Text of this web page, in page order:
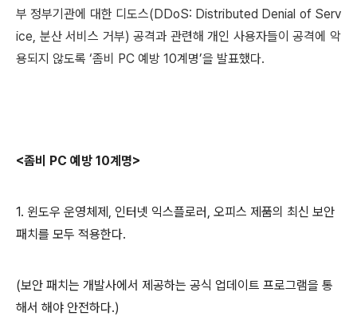
부 정부기관에 대한 디도스(DDoS: Distributed Denial of Serv
ice, 분산 서비스 거부) 공격과 관련해 개인 사용자들이 공격에 악
용되지 않도록 ‘좀비 PC 예방 10계명’을 발표했다.
<좀비 PC 예방 10계명>
1. 윈도우 운영체제 , 인터넷 익스플로러, 오피스 제품의 최신 보안
패치를 모두 적용한다.
(보안 패치는 개발사에서 제공하는 공식 업데이트 프로그램을 통
해서 해야 안전하다.)